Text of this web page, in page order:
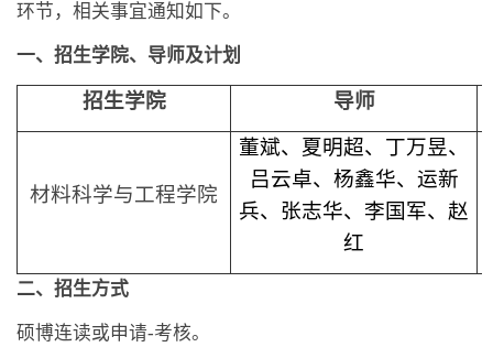
环节，相关事宜通知如下。
一、招生学院、导师及计划
招生学院 导师
材料科学与工程学院
董斌、夏明超、丁万昱、
吕云卓、杨鑫华、运新
兵、张志华、李国军、赵
红
二、招生方式
硕博连读或申请-考核。